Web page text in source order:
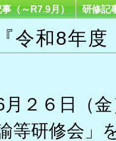
（～R7.9月） 研修記
『令和8年
月２６日（
等研修会」